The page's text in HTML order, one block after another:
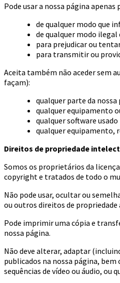
Pode usar a nossa página
de qualquer modo que
de qualquer modo
para prejudicar ou
para transmitir ou
Aceita também não aceder sem
façam):
qualquer parte da nossa
qualquer equipamento
qualquer software
qualquer equipamento,
Direitos de propriedade
Somos os proprietários da
copyright e tratados de todo o
Não pode usar, ocultar ou
ou outros direitos de propriedade
Pode imprimir uma cópia e
nossa página.
Não deve alterar, adaptar
publicados na nossa página,
sequências de vídeo ou áudio, ou